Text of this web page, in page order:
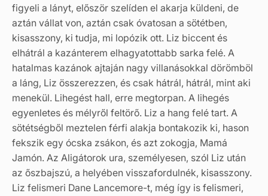
figyeli a lányt, először szelíden el akarja küldeni, de
aztán vállat von, aztán csak óvatosan a sötétben,
kisasszony, ki tudja, mi lopózik ott. Liz biccent és
elhátrál a kazánterem elhagyatottabb sarka felé. A
hatalmas kazánok ajtaján nagy villanásokkal dörömböl
a láng, Liz összerezzen, és csak hátrál, hátrál, mint aki
menekül. Lihegést hall, erre megtorpan. A lihegés
egyenletes és mélyről feltörő. Liz a hang felé tart. A
sötétségből meztelen férfi alakja bontakozik ki, hason
fekszik egy ócska zsákon, és azt zokogja, Mamá
Jamón. Az Aligátorok ura, személyesen, szól Liz után
az őszbajszú, a helyében visszafordulnék, kisasszony.
Liz felismeri Dane Lancemore-t, még így is felismeri,